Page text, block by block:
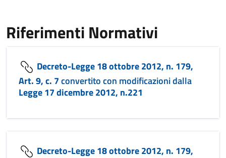
Riferimenti Normativi
Decreto-Legge 18 ottobre 2012, n. 179,
Art. 9, c. 7convertito con modificazioni dalla
Legge 17 dicembre 2012, n.221
Decreto-Legge 18 ottobre 2012, n. 179,